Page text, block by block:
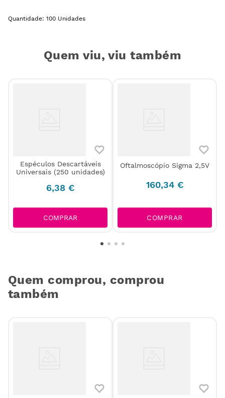
Quantidade: 100 Unidades
Quem viu, viu também
Espéculos Descartáveis
Universais (250 unidades)
6,38 €
COMPRAR
Oftalmoscópio Sigma 2,5V
160,34 €
COMPRAR
Quem comprou, comprou
também